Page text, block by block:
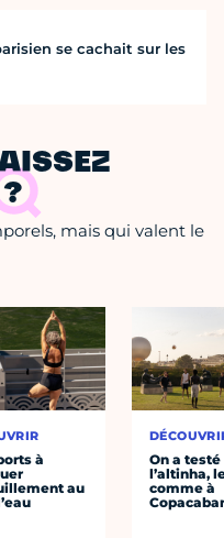
se cachait sur les
mais qui valent le
à
au
On a testé
l’altinha,
comme à